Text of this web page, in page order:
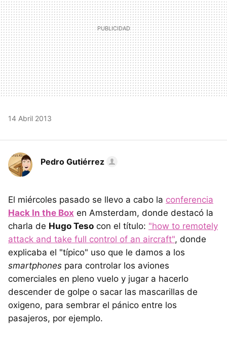
14 Abril 2013
Pedro Gutiérrez
El miércoles pasado se llevo a cabo la conferencia
Hack In the Box en Amsterdam, donde destacó la
charla de Hugo Teso con el título: "how to remotely
attack and take full control of an aircraft", donde
explicaba el "típico" uso que le damos a los
smartphones para controlar los aviones
comerciales en pleno vuelo y jugar a hacerlo
descender de golpe o sacar las mascarillas de
oxigeno, para sembrar el pánico entre los
pasajeros, por ejemplo.